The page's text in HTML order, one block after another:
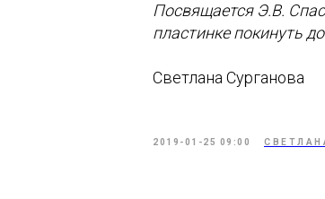
Посвящается Э.В.
пластинке покинуть
Светлана Сурганова
2019-01-25 09:00